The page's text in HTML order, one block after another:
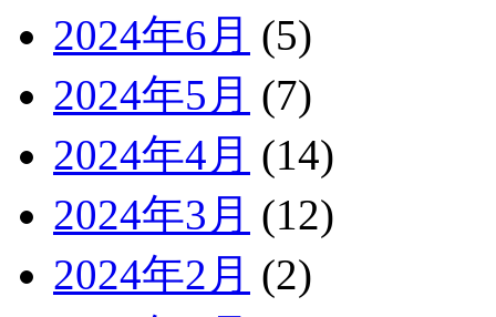
2024年6月 (5)
2024年5月 (7)
2024年4月 (14)
2024年3月 (12)
2024年2月 (2)